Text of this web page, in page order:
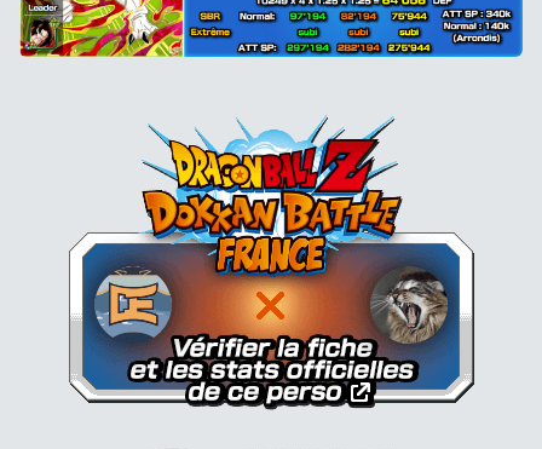
Dokkan Essentials x Dragon